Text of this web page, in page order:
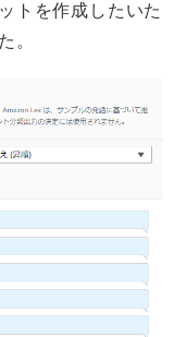
トを作成したいた
。